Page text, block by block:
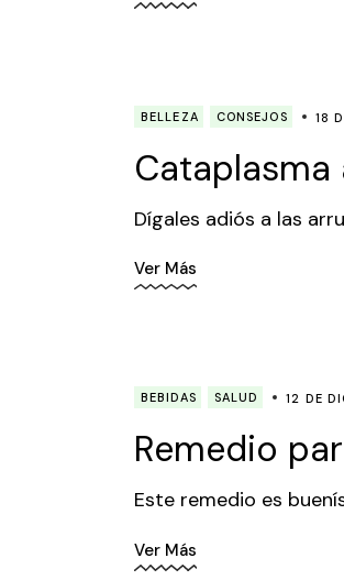
BELLEZA CONSEJOS 18
Dígales adiós a las
Ver Más
BEBIDAS SALUD 12 DE
Remedio
Este remedio es
Ver Más